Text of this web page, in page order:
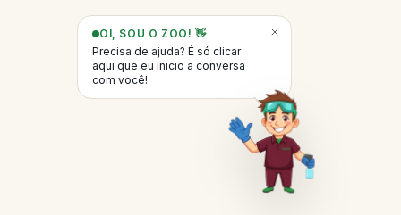
OI, SOU O ZOO! 👋
Precisa de ajuda? É só clicar
aqui que eu inicio a conversa
com você!